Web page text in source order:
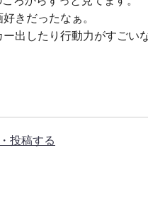
きだったなぁ。
出したり行動力がすごい
投稿する